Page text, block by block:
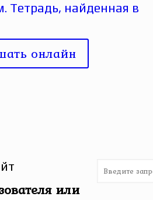
Тетрадь, найденная в
онлайн
или